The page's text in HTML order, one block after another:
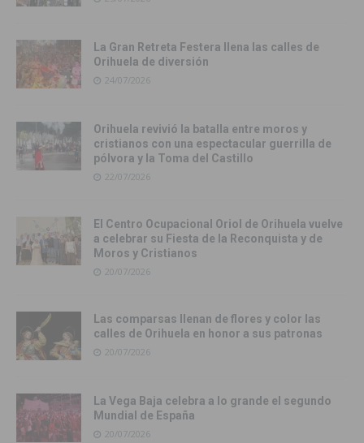
La Gran Retreta Festera llena las calles de
Orihuela de diversión
24/07/2026
Orihuela revivió la batalla entre moros y
cristianos con una espectacular guerrilla de
pólvora y la Toma del Castillo
22/07/2026
El Centro Ocupacional Oriol de Orihuela vuelve
a celebrar su Fiesta de la Reconquista y de
Moros y Cristianos
20/07/2026
Las comparsas llenan de flores y color las
calles de Orihuela en honor a sus patronas
20/07/2026
La Vega Baja celebra a lo grande el segundo
Mundial de España
20/07/2026